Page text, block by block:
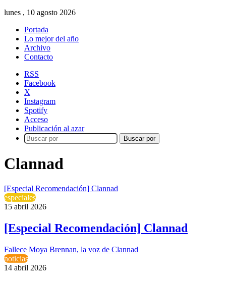
lunes , 10 agosto 2026
Portada
Lo mejor del año
Archivo
Contacto
RSS
Facebook
X
Instagram
Spotify
Acceso
Publicación al azar
Buscar por
Clannad
[Especial Recomendación] Clannad
especiales
15 abril 2026
[Especial Recomendación] Clannad
Fallece Moya Brennan, la voz de Clannad
noticias
14 abril 2026